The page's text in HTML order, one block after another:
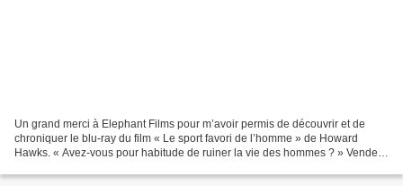
Un grand merci à Elephant Films pour m’avoir permis de découvrir et de
chroniquer le blu-ray du film « Le sport favori de l’homme » de Howard
Hawks. « Avez-vous pour habitude de ruiner la vie des hommes ? » Vendeur